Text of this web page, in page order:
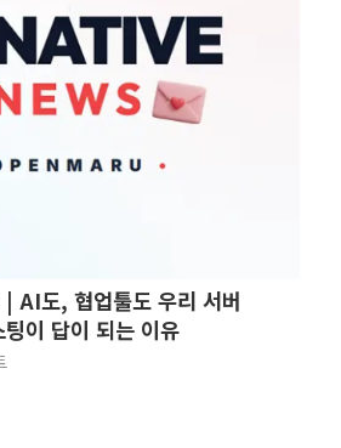
도, 협업툴도 우리 서버
이 답이 되는 이유